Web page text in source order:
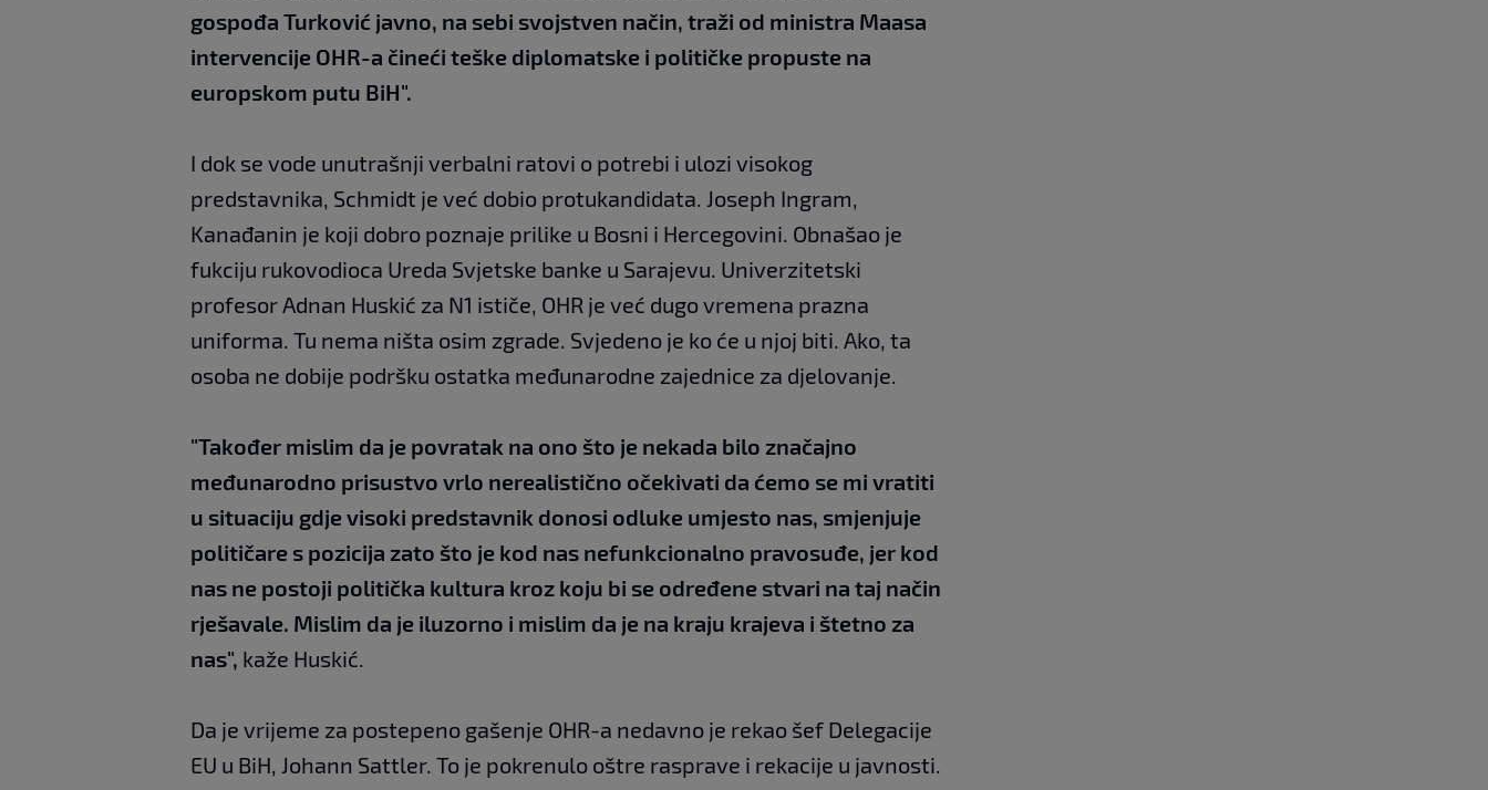
gospođa Turković javno, na sebi svojstven način, traži od ministra Maasa
intervencije OHR-a čineći teške diplomatske i političke propuste na
europskom putu BiH".
I dok se vode unutrašnji verbalni ratovi o potrebi i ulozi visokog
predstavnika, Schmidt je već dobio protukandidata. Joseph Ingram,
Kanađanin je koji dobro poznaje prilike u Bosni i Hercegovini. Obnašao je
fukciju rukovodioca Ureda Svjetske banke u Sarajevu. Univerzitetski
profesor Adnan Huskić za N1 ističe, OHR je već dugo vremena prazna
uniforma. Tu nema ništa osim zgrade. Svjedeno je ko će u njoj biti. Ako, ta
osoba ne dobije podršku ostatka međunarodne zajednice za djelovanje.
"Također mislim da je povratak na ono što je nekada bilo značajno
međunarodno prisustvo vrlo nerealistično očekivati da ćemo se mi vratiti
u situaciju gdje visoki predstavnik donosi odluke umjesto nas, smjenjuje
političare s pozicija zato što je kod nas nefunkcionalno pravosuđe, jer kod
nas ne postoji politička kultura kroz koju bi se određene stvari na taj način
rješavale. Mislim da je iluzorno i mislim da je na kraju krajeva i štetno za
nas", kaže Huskić.
Da je vrijeme za postepeno gašenje OHR-a nedavno je rekao šef Delegacije
EU u BiH, Johann Sattler. To je pokrenulo oštre rasprave i rekacije u javnosti.